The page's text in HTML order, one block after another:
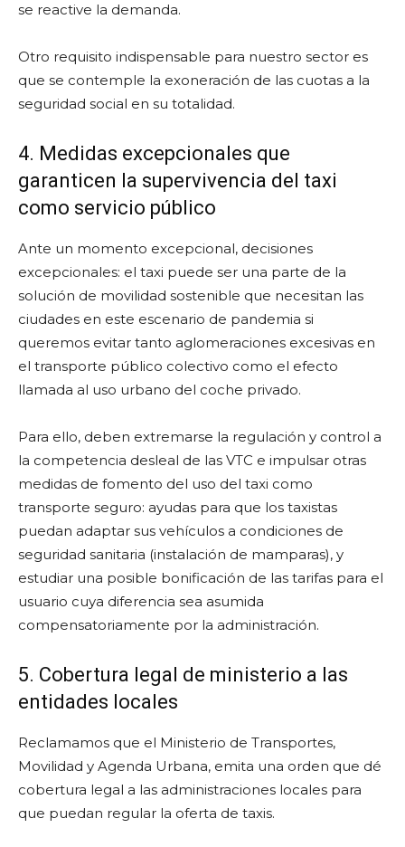
se reactive la demanda.
Otro requisito indispensable para nuestro sector es
que se contemple la exoneración de las cuotas a la
seguridad social en su totalidad.
4. Medidas excepcionales que
garanticen la supervivencia del taxi
como servicio público
Ante un momento excepcional, decisiones
excepcionales: el taxi puede ser una parte de la
solución de movilidad sostenible que necesitan las
ciudades en este escenario de pandemia si
queremos evitar tanto aglomeraciones excesivas en
el transporte público colectivo como el efecto
llamada al uso urbano del coche privado.
Para ello, deben extremarse la regulación y control a
la competencia desleal de las VTC e impulsar otras
medidas de fomento del uso del taxi como
transporte seguro: ayudas para que los taxistas
puedan adaptar sus vehículos a condiciones de
seguridad sanitaria (instalación de mamparas), y
estudiar una posible bonificación de las tarifas para el
usuario cuya diferencia sea asumida
compensatoriamente por la administración.
5. Cobertura legal de ministerio a las
entidades locales
Reclamamos que el Ministerio de Transportes,
Movilidad y Agenda Urbana, emita una orden que dé
cobertura legal a las administraciones locales para
que puedan regular la oferta de taxis.